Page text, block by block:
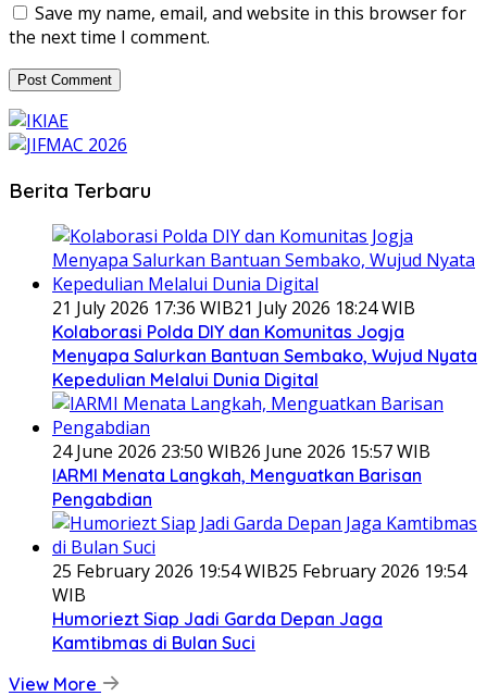
Save my name, email, and website in this browser for
the next time I comment.
Berita Terbaru
21 July 2026 17:36 WIB21 July 2026 18:24 WIB
Kolaborasi Polda DIY dan Komunitas Jogja
Menyapa Salurkan Bantuan Sembako, Wujud Nyata
Kepedulian Melalui Dunia Digital
24 June 2026 23:50 WIB26 June 2026 15:57 WIB
IARMI Menata Langkah, Menguatkan Barisan
Pengabdian
25 February 2026 19:54 WIB25 February 2026 19:54
WIB
Humoriezt Siap Jadi Garda Depan Jaga
Kamtibmas di Bulan Suci
View More